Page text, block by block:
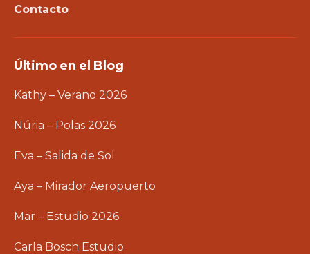
Contacto
Último en el Blog
Kathy – Verano 2026
Núria – Polas 2026
Eva – Salida de Sol
Aya – Mirador Aeropuerto
Mar – Estudio 2026
Carla Bosch Estudio